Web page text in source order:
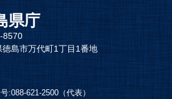
県庁
8570
徳島市万代町1丁目1番地
:088-621-2500（代表）